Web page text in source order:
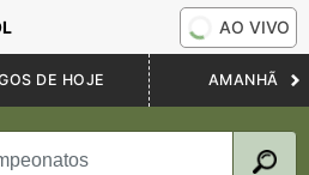
AO VIVO
DE HOJE AMANHÃ